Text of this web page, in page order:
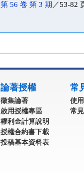
第 56 卷 第 3 期 ／53-82
論著授權
徵集論著
啟用授權專區
權利金計算說明
授權合約書下載
投稿基本資料表
常
使
常